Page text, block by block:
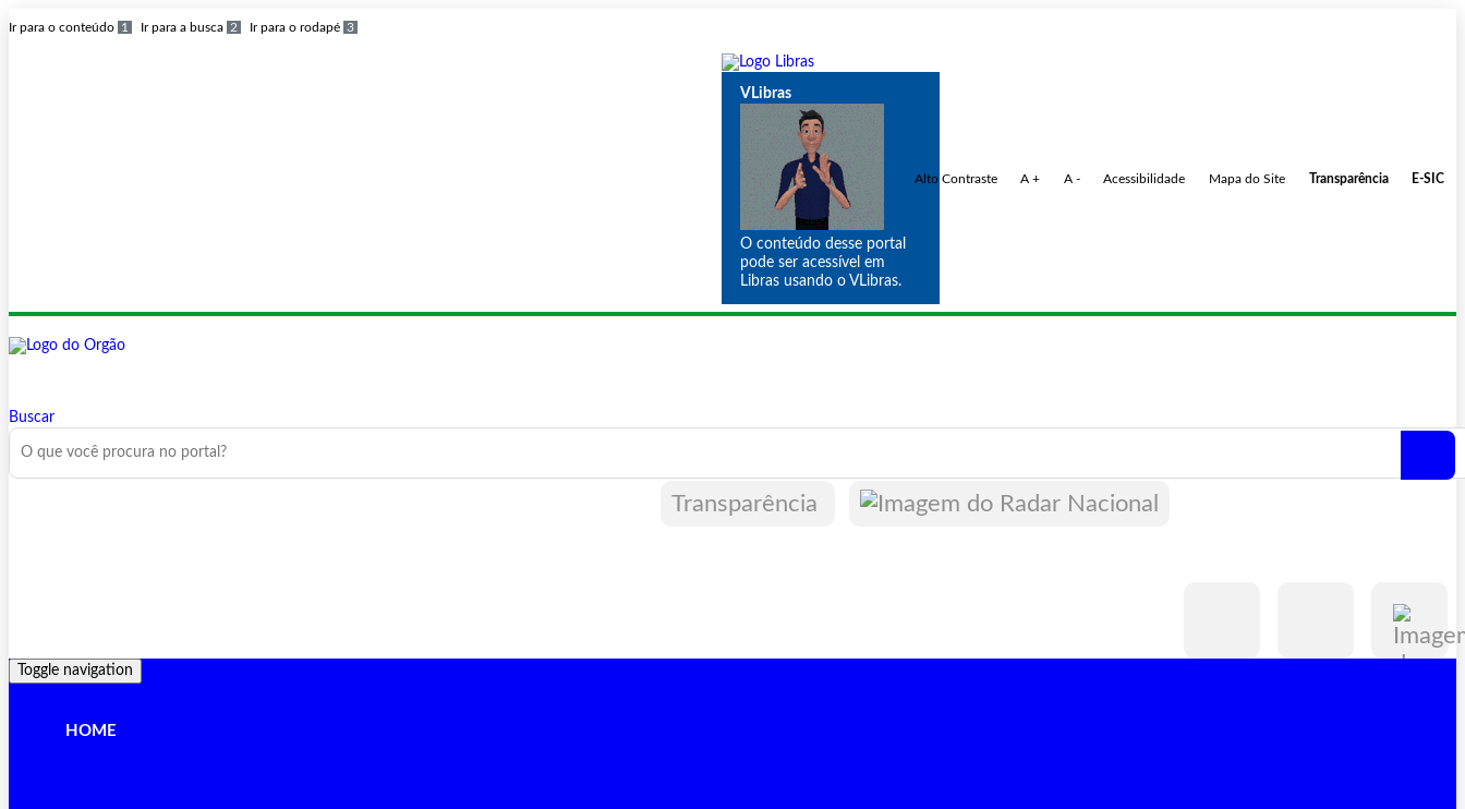
Ir para o conteúdo 1 Ir para a busca 2 Ir para o rodapé 3
VLibras
O conteúdo desse portal
pode ser acessível em
Libras usando o VLibras.
Alto Contraste A + A - Acessibilidade Mapa do Site Transparência E-SIC
Buscar
Transparência
Toggle navigation
HOME